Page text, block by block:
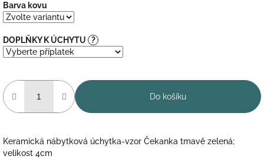
Barva kovu
DOPLŇKY K ÚCHYTU ?
Do košíku
Keramická nábytková úchytka-vzor Čekanka tmavě zelená;
velikost 4cm